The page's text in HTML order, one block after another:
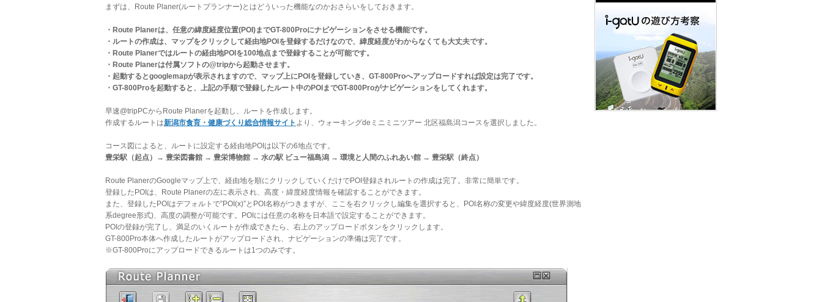
まずは、Route Planer(ルートプランナー)とはどういった機能なのかおさらいをしておきます。
・Route Planerは、任意の緯度経度位置(POI)までGT-800Proにナビゲーションをさせる機能です。
・ルートの作成は、マップをクリックして経由地POIを登録するだけなので、緯度経度がわからなくても大丈夫です。
・Route Planerではルートの経由地POIを100地点まで登録することが可能です。
・Route Planerは付属ソフトの@tripから起動させます。
・起動するとgooglemapが表示されますので、マップ上にPOIを登録していき、GT-800Proへアップロードすれば設定は完了です。
・GT-800Proを起動すると、上記の手順で登録したルート中のPOIまでGT-800Proがナビゲーションをしてくれます。
早速@tripPCからRoute Planerを起動し、ルートを作成します。
作成するルートは新潟市食育・健康づくり総合情報サイト より、ウォーキングdeミニミニツアー 北区福島潟コースを選択しました。
コース図によると、ルートに設定する経由地POIは以下の6地点です。
豊栄駅（起点）→ 豊栄図書館 → 豊栄博物館 → 水の駅 ビュー福島潟 → 環境と人間のふれあい館 → 豊栄駅（終点）
Route PlanerのGoogleマップ上で、経由地を順にクリックしていくだけでPOI登録されルートの作成は完了。非常に簡単です。
登録したPOIは、Route Planerの左に表示され、高度・緯度経度情報を確認することができます。
また、登録したPOIはデフォルトで”POI(x)”とPOI名称がつきますが、ここを右クリックし編集を選択すると、POI名称の変更や緯度経度(世界測地
系degree形式)、高度の調整が可能です。POIには任意の名称を日本語で設定することができます。
POIの登録が完了し、満足のいくルートが作成できたら、右上のアップロードボタンをクリックします。
GT-800Pro本体へ作成したルートがアップロードされ、ナビゲーションの準備は完了です。
※GT-800Proにアップロードできるルートは1つのみです。